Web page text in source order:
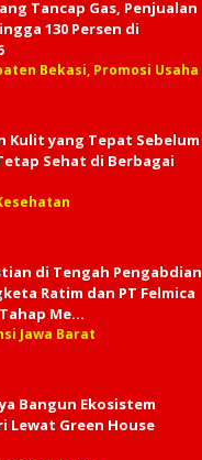
Tancap Gas, Penjualan
130 Persen di
Bekasi, Promosi Usaha
Kulit yang Tepat Sebelum
Sehat di Berbagai
di Tengah Pengabdian
Ratim dan PT Felmica
Me…
Jawa Barat
Bangun Ekosistem
Lewat Green House